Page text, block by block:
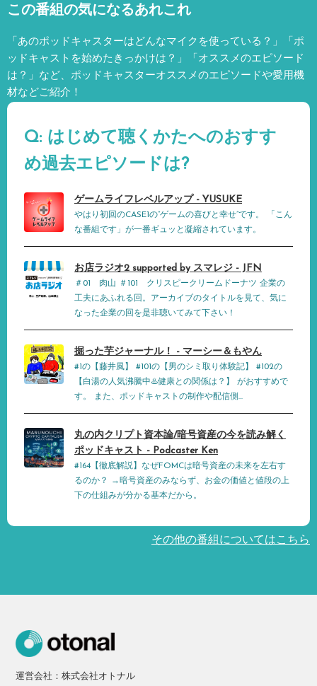
この番組の気になるあれこれ
「あのポッドキャスターはどんなマイクを使っている？」「ポ
ッドキャストを始めたきっかけは？」「オススメのエピソード
は？」など、 ポッドキャスターオススメのエピソードや愛用機
材などご紹介！
Q: はじめて聴くかたへのおすす
め過去エピソードは?
ゲームライフレベルアップ - YUSUKE
やはり初回のCASE1の”ゲームの喜びと幸せ”です。 「こん
な番組です」が一番ギュッと凝縮されています。
お店ラジオ2 supported by スマレジ - JFN
＃01 肉山 ＃101 クリスピークリームドーナツ 企業の
工夫にあふれる回。アーカイブのタイトルを見て、気に
なった企業の回を是非聴いてみて下さい！
掘った芋ジャーナル！ - マーシー＆もやん
#1の【藤井風】 #101の【男のシミ取り体験記】 #102の
【白湯の人気沸騰中♨️健康との関係は？】 がおすすめで
す。 また、ポッドキャストの制作や配信側...
丸の内クリプト資本論/暗号資産の今を読み解く
ポッドキャスト - Podcaster Ken
#164【徹底解説】なぜFOMCは暗号資産の未来を左右す
るのか？ →暗号資産のみならず、お金の価値と値段の上
下の仕組みが分かる基本だから。
その他の番組についてはこちら
運営会社：株式会社オトナル